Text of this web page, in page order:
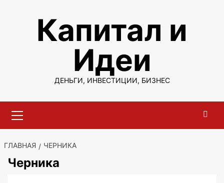
содержимомуКапитал и
Идеи
ДЕНЬГИ, ИНВЕСТИЦИИ, БИЗНЕС
меню
ГЛАВНАЯ ЧЕРНИКА
Черника